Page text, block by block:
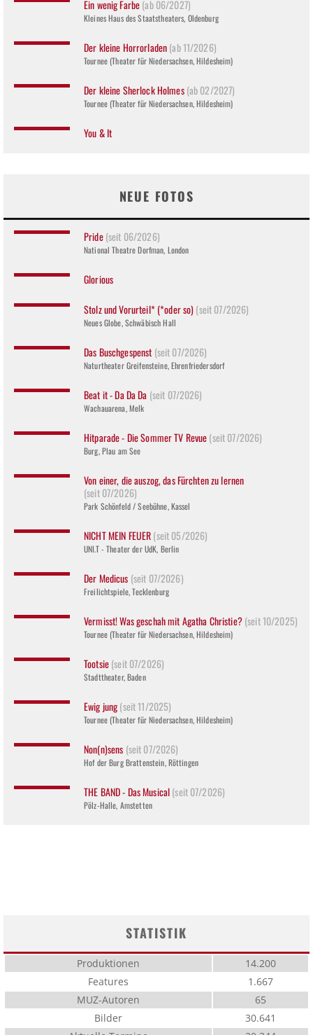
Ein wenig Farbe(ab 06/2027)
Kleines Haus des Staatstheaters, Oldenburg
Der kleine Horrorladen(ab 11/2026)
Tournee (Theater für Niedersachsen, Hildesheim)
Der kleine Sherlock Holmes(ab 02/2027)
Tournee (Theater für Niedersachsen, Hildesheim)
You & It
NEUE FOTOS
Pride(seit 06/2026)
National Theatre Dorfman, London
Glorious
Stolz und Vorurteil* (*oder so)(seit 07/2026)
Neues Globe, Schwäbisch Hall
Das Buschgespenst (seit 07/2026)
Naturtheater Greifensteine, Ehrenfriedersdorf
Beat it - Da Da Da (seit 07/2026)
Wachauarena, Melk
Hitparade - Die Sommer TV Revue(seit 07/2026)
Burg, Plau am See
Von einer, die auszog, das Fürchten zu lernen
(seit 07/2026)
Park Schönfeld / Seebühne, Kassel
NICHT MEIN FEUER(seit 05/2026)
UNI.T - Theater der UdK, Berlin
Der Medicus (seit 07/2026)
Freilichtspiele, Tecklenburg
Vermisst! Was geschah mit Agatha Christie?(seit 10/2025)
Tournee (Theater für Niedersachsen, Hildesheim)
Tootsie(seit 07/2026)
Stadttheater, Baden
Ewig jung(seit 11/2025)
Tournee (Theater für Niedersachsen, Hildesheim)
Non(n)sens (seit 07/2026)
Hof der Burg Brattenstein, Röttingen
THE BAND - Das Musical(seit 07/2026)
Pölz-Halle, Amstetten
STATISTIK
Produktionen
14.200
Features
1.667
MUZ-Autoren
65
Bilder
30.641